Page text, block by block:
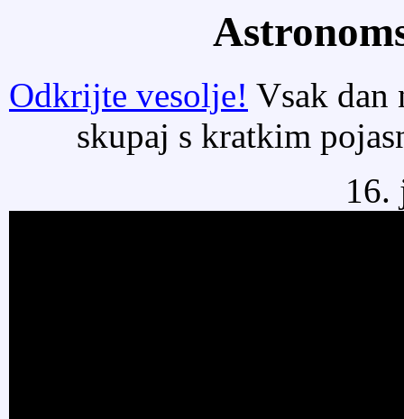
Odkrijte vesolje! Vsak dan
skupaj s kratkim
16.